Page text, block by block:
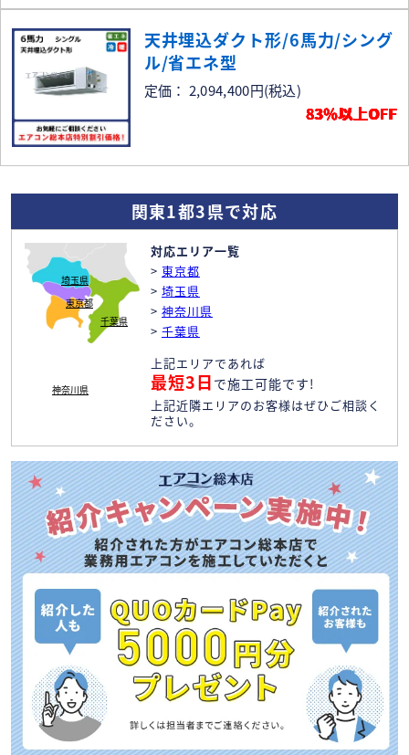
天井埋込ダクト形/6馬力/シング
ル/省エネ型
定価： 2,094,400円(税込)
83％以上OFF
関東1都3県で対応
東京都
埼玉県
神奈川県
千葉県
対応エリア一覧
> 東京都
> 埼玉県
> 神奈川県
> 千葉県
上記エリアであれば
最短3日 で施工可能です!
上記近隣エリアのお客様はぜひご相談く
ださい。